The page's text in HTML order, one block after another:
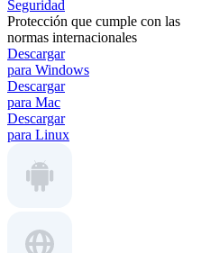
Seguridad
Protección que cumple con las
normas internacionales
Descargar
para Windows
Descargar
para Mac
Descargar
para Linux